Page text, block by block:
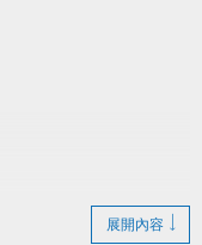
展開內容